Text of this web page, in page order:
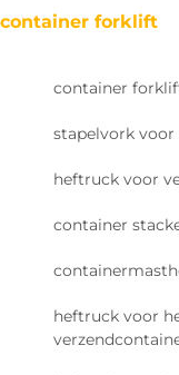
container forklift
container
stapelvork
heftruck voor
container
heftruck voor